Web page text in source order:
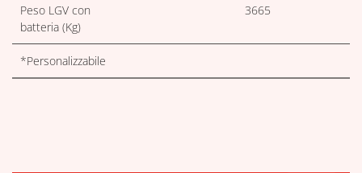
Peso LGV con
batteria (Kg)
3665
*Personalizzabile